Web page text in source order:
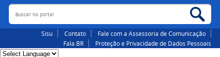
Buscar no portal
Sisu Contato
Fale com a Assessoria de Comunicação
Fala.BR
Proteção e Privacidade de Dados Pessoais